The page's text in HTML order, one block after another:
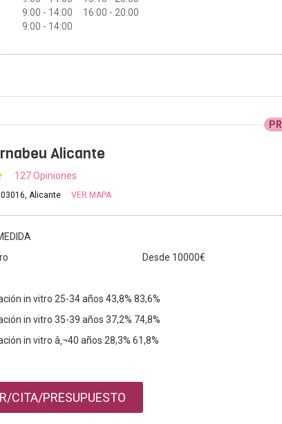
9:00 - 14:00 16:00 - 20:00
9:00 - 14:00
Alicante
127 Opiniones
Alicante VER MAPA
Desde 10000€
in vitro 25-34 años 43,8% 83,6%
in vitro 35-39 años 37,2% 74,8%
in vitro â‚¬40 años 28,3% 61,8%
CITA/PRESUPUESTO